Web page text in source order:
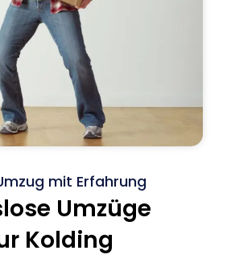
mit Erfahrung
Umzüge
Kolding